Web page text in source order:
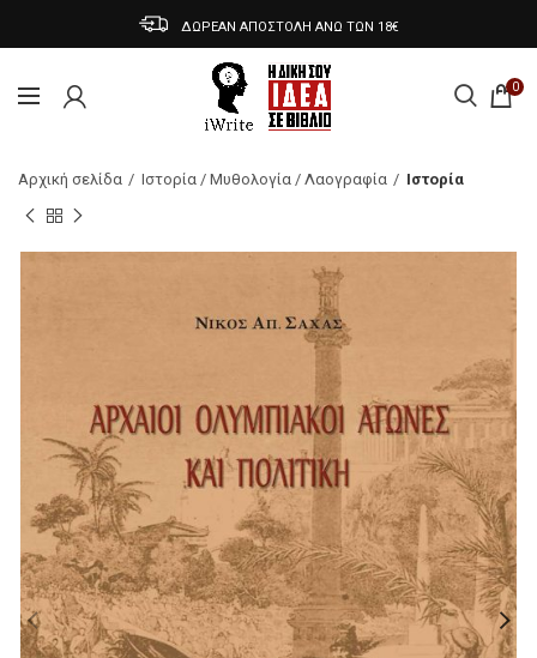
ΔΩΡΕΑΝ ΑΠΟΣΤΟΛΗ ΑΝΩ ΤΩΝ 18€
0
Αρχική σελίδα Ιστορία / Μυθολογία / Λαογραφία Ιστορία